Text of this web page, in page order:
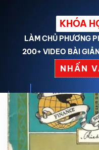
KHÓA
LÀM CHỦ PHƯƠNG
200+ VIDEO BÀI
NHẤN